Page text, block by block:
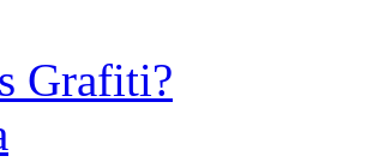
Grafiti?